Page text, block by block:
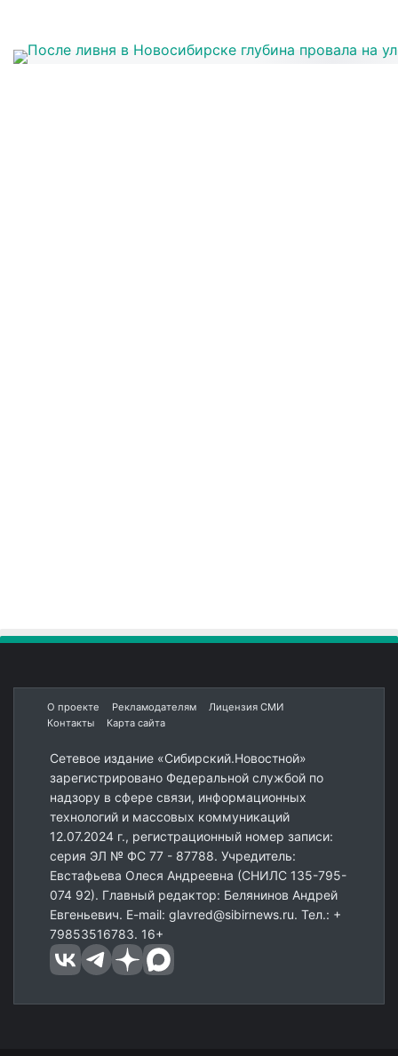
О проекте Рекламодателям
Лицензия СМИ
Контакты
Карта сайта
Сетевое издание «Сибирский.Новостной»
зарегистрировано Федеральной службой по
надзору в сфере связи, информационных
технологий и массовых коммуникаций
12.07.2024 г., регистрационный номер записи:
серия ЭЛ № ФС 77 - 87788. Учредитель:
Евстафьева Олеся Андреевна (СНИЛС 135-795-
074 92). Главный редактор: Белянинов Андрей
Евгеньевич. E-mail: glavred@sibirnews.ru. Тел.: +
79853516783. 16+